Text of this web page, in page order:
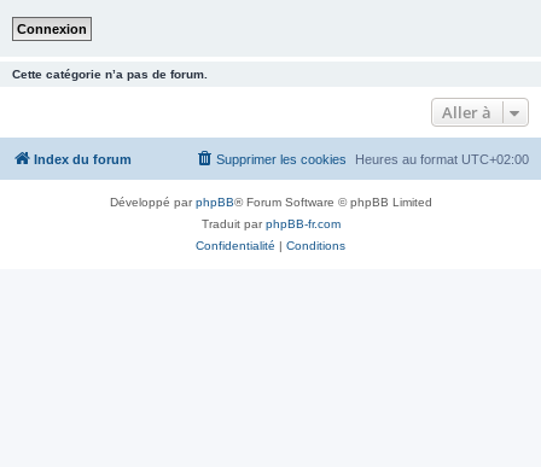
Cette catégorie n’a pas de forum.
Aller à
Index du forum Heures au format UTC+02:00
Supprimer les cookies
Développé parphpBB® Forum Software © phpBB Limited
Traduit parphpBB-fr.com
Confidentialité | Conditions